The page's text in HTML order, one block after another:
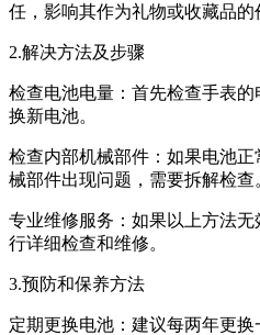
任，影响其作为礼物或收藏品的
2.解决方法及步骤
检查电池电量：首先检查手表
换新电池。
检查内部机械部件：如果电池
械部件出现问题，需要拆解检查
专业维修服务：如果以上方法
行详细检查和维修。
3.预防和保养方法
定期更换电池：建议每两年更